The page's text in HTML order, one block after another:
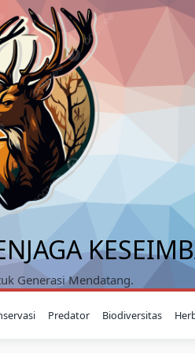
Generasi Mendatang.
Predator Biodiversitas